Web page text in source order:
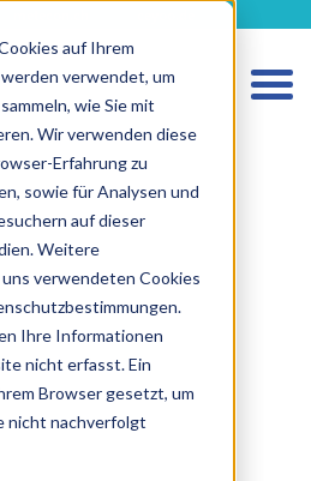
auf Ihrem
verwendet, um
wie Sie mit
Wir verwenden diese
Erfahrung zu
sowie für Analysen und
auf dieser
Weitere
verwendeten Cookies
Ihre Informationen
nicht erfasst. Ein
Browser gesetzt, um
nicht nachverfolgt
MEDIZINPRODUKTE
IVD
LÖSUNGEN